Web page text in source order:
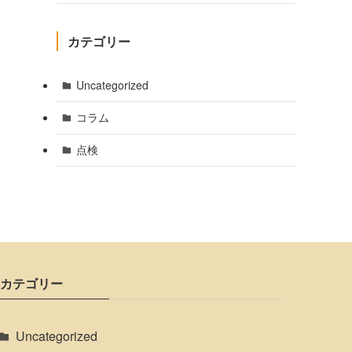
カテゴリー
Uncategorized
コラム
点検
カテゴリー
Uncategorized